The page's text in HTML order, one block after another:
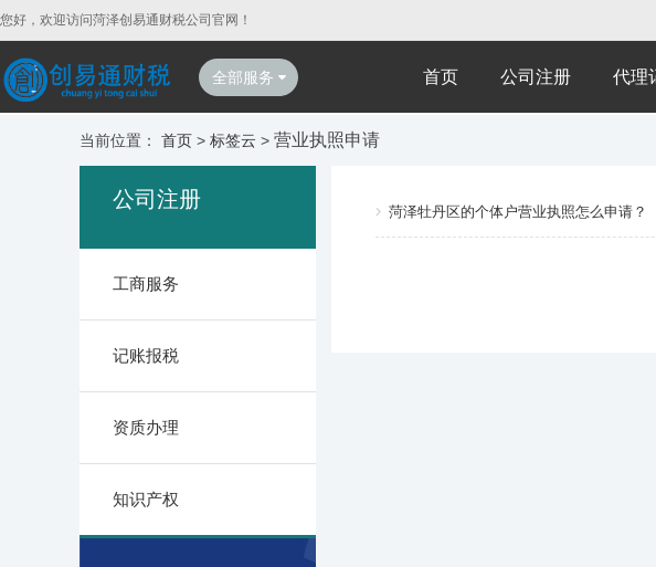
您好，欢迎访问菏泽创易通财税公司官网！
全部服务 首页 公司注册 代理
当前位置： 首页 > 标签云 > 营业执照申请
公司注册
工商服务
记账报税
资质办理
知识产权
菏泽牡丹区的个体户营业执照怎么申请？